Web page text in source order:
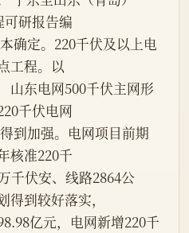
研报告编
确定。220千伏及以上电
工程。以
山东电网500千伏主网形
千伏电网
到加强。电网项目前期
核准220千
千伏安、线路2864公
到较好落实，
亿元，电网新增220千